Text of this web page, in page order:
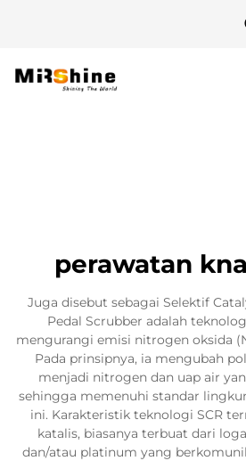
perawatan
Juga disebut sebagai Selektif
Pedal Scrubber adalah
mengurangi emisi nitrogen oksida
Pada prinsipnya, ia mengubah
menjadi nitrogen dan uap air
sehingga memenuhi standar
ini. Karakteristik teknologi SCR
katalis, biasanya terbuat dari
dan/atau platinum yang